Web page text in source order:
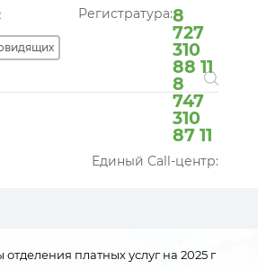
Регистратура:8
727
310
88 11
8
747
310
87 11
Единый Call-центр:
платных услуг на 2025 г